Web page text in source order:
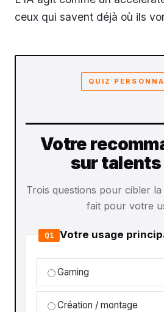
ceux qui savent déjà où ils
QUIZ
Votre
sur
Trois questions pour cibler
fait pour votre
Q1 Votre usage
Gaming
Création / montage